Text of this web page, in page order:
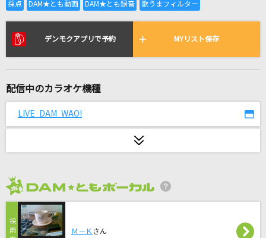
全国りれき
リアルタイムで歌われている曲の一覧
新橋二丁目七番地
君が好きだと叫びたい
月島きらり starring 久住小春(モーニング娘。)
デンモクアプリで予約 MYリスト保存
配信中のカラオケ機種
LIVE DAM WAO!
Ｍ－Ｋ さん